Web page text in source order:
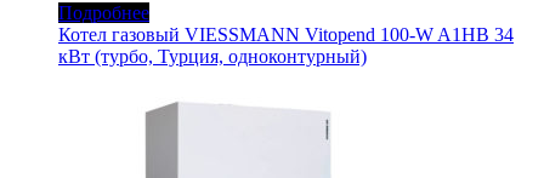
Подробнее
Котел газовый VIESSMANN Vitopend 100-W A1HB 34
кВт (турбо, Турция, одноконтурный)